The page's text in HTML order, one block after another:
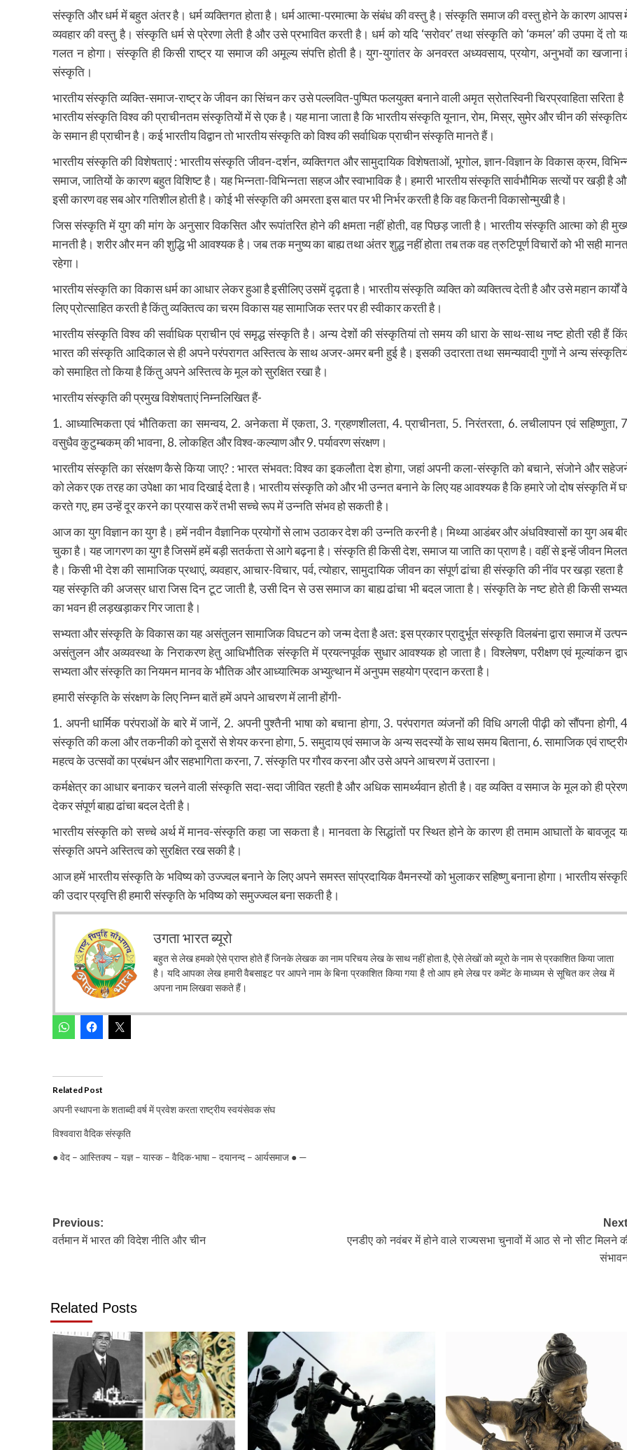
संस्कृति और धर्म में बहुत अंतर है। धर्म व्यक्तिगत होता है। धर्म आत्मा-परमात्मा के संबंध की वस्तु है। संस्कृति समाज की वस्तु होने के कारण आपस
व्यवहार की वस्तु है। संस्कृति धर्म से प्रेरणा लेती है और उसे प्रभावित करती है। धर्म को यदि ‘सरोवर’ तथा संस्कृति को ‘कमल’ की उपमा दें तो
गलत न होगा। संस्कृति ही किसी राष्ट्र या समाज की अमूल्य संपत्ति होती है। युग-युगांतर के अनवरत अध्यवसाय, प्रयोग, अनुभवों का खजाना
संस्कृति।
भारतीय संस्कृति व्यक्ति-समाज-राष्ट्र के जीवन का सिंचन कर उसे पल्लवित-पुष्पित फलयुक्त बनाने वाली अमृत स्रोतस्विनी चिरप्रवाहिता सरिता
भारतीय संस्कृति विश्व की प्राचीनतम संस्कृतियों में से एक है। यह माना जाता है कि भारतीय संस्कृति यूनान, रोम, मिस्र, सुमेर और चीन की
के समान ही प्राचीन है। कई भारतीय विद्वान तो भारतीय संस्कृति को विश्व की सर्वाधिक प्राचीन संस्कृति मानते हैं।
भारतीय संस्कृति की विशेषताएं : भारतीय संस्कृति जीवन-दर्शन, व्यक्तिगत और सामुदायिक विशेषताओं, भूगोल, ज्ञान-विज्ञान के विकास क्रम,
समाज, जातियों के कारण बहुत विशिष्ट है। यह भिन्नता-विभिन्नता सहज और स्वाभाविक है। हमारी भारतीय संस्कृति सार्वभौमिक सत्यों पर खड़ी है
इसी कारण वह सब ओर गतिशील होती है। कोई भी संस्कृति की अमरता इस बात पर भी निर्भर करती है कि वह कितनी विकासोन्मुखी है।
जिस संस्कृति में युग की मांग के अनुसार विकसित और रूपांतरित होने की क्षमता नहीं होती, वह पिछड़ जाती है। भारतीय संस्कृति आत्मा को ही
मानती है। शरीर और मन की शुद्धि भी आवश्यक है। जब तक मनुष्य का बाह्य तथा अंतर शुद्ध नहीं होता तब तक वह त्रुटिपूर्ण विचारों को भी सही
रहेगा।
भारतीय संस्कृति का विकास धर्म का आधार लेकर हुआ है इसीलिए उसमें दृढ़ता है। भारतीय संस्कृति व्यक्ति को व्यक्तित्व देती है और उसे महान कार्यों
लिए प्रोत्साहित करती है किंतु व्यक्तित्व का चरम विकास यह सामाजिक स्तर पर ही स्वीकार करती है।
भारतीय संस्कृति विश्व की सर्वाधिक प्राचीन एवं समृद्ध संस्कृति है। अन्य देशों की संस्कृतियां तो समय की धारा के साथ-साथ नष्ट होती रही हैं
भारत की संस्कृति आदिकाल से ही अपने परंपरागत अस्तित्व के साथ अजर-अमर बनी हुई है। इसकी उदारता तथा समन्यवादी गुणों ने अन्य
को समाहित तो किया है किंतु अपने अस्तित्व के मूल को सुरक्षित रखा है।
भारतीय संस्कृति की प्रमुख विशेषताएं निम्नलिखित हैं-
1. आध्यात्मिकता एवं भौतिकता का समन्वय, 2. अनेकता में एकता, 3. ग्रहणशीलता, 4. प्राचीनता, 5. निरंतरता, 6. लचीलापन एवं सहिष्णुता,
वसुधैव कुटुम्बकम् की भावना, 8. लोकहित और विश्व-कल्याण और 9. पर्यावरण संरक्षण।
भारतीय संस्कृति का संरक्षण कैसे किया जाए? : भारत संभवत: विश्व का इकलौता देश होगा, जहां अपनी कला-संस्कृति को बचाने, संजोने और
को लेकर एक तरह का उपेक्षा का भाव दिखाई देता है। भारतीय संस्कृति को और भी उन्नत बनाने के लिए यह आवश्यक है कि हमारे जो दोष संस्कृति में
करते गए, हम उन्हें दूर करने का प्रयास करें तभी सच्चे रूप में उन्नति संभव हो सकती है।
आज का युग विज्ञान का युग है। हमें नवीन वैज्ञानिक प्रयोगों से लाभ उठाकर देश की उन्नति करनी है। मिथ्या आडंबर और अंधविश्वासों का युग अब
चुका है। यह जागरण का युग है जिसमें हमें बड़ी सतर्कता से आगे बढ़ना है। संस्कृति ही किसी देश, समाज या जाति का प्राण है। वहीं से इन्हें जीवन
है। किसी भी देश की सामाजिक प्रथाएं, व्यवहार, आचार-विचार, पर्व, त्योहार, सामुदायिक जीवन का संपूर्ण ढांचा ही संस्कृति की नींव पर खड़ा रहता
यह संस्कृति की अजस्र धारा जिस दिन टूट जाती है, उसी दिन से उस समाज का बाह्य ढांचा भी बदल जाता है। संस्कृति के नष्ट होते ही किसी
का भवन ही लड़खड़ाकर गिर जाता है।
सभ्यता और संस्कृति के विकास का यह असंतुलन सामाजिक विघटन को जन्म देता है अत: इस प्रकार प्रादुर्भूत संस्कृति विलबंना द्वारा समाज में
असंतुलन और अव्यवस्था के निराकरण हेतु आधिभौतिक संस्कृति में प्रयत्नपूर्वक सुधार आवश्यक हो जाता है। विश्लेषण, परीक्षण एवं मूल्यांकन
सभ्यता और संस्कृति का नियमन मानव के भौतिक और आध्यात्मिक अभ्युत्थान में अनुपम सहयोग प्रदान करता है।
हमारी संस्कृति के संरक्षण के लिए निम्न बातें हमें अपने आचरण में लानी होंगी-
1. अपनी धार्मिक परंपराओं के बारे में जानें, 2. अपनी पुश्तैनी भाषा को बचाना होगा, 3. परंपरागत व्यंजनों की विधि अगली पीढ़ी को सौंपना होगी,
संस्कृति की कला और तकनीकी को दूसरों से शेयर करना होगा, 5. समुदाय एवं समाज के अन्य सदस्यों के साथ समय बिताना, 6. सामाजिक एवं
महत्व के उत्सवों का प्रबंधन और सहभागिता करना, 7. संस्कृति पर गौरव करना और उसे अपने आचरण में उतारना।
कर्मक्षेत्र का आधार बनाकर चलने वाली संस्कृति सदा-सदा जीवित रहती है और अधिक सामर्थ्यवान होती है। वह व्यक्ति व समाज के मूल को ही
देकर संपूर्ण बाह्य ढांचा बदल देती है।
भारतीय संस्कृति को सच्चे अर्थ में मानव-संस्कृति कहा जा सकता है। मानवता के सिद्धांतों पर स्थित होने के कारण ही तमाम आघातों के बावजूद
संस्कृति अपने अस्तित्व को सुरक्षित रख सकी है।
आज हमें भारतीय संस्कृति के भविष्य को उज्ज्वल बनाने के लिए अपने समस्त सांप्रदायिक वैमनस्यों को भुलाकर सहिष्णु बनाना होगा। भारतीय
की उदार प्रवृत्ति ही हमारी संस्कृति के भविष्य को समुज्ज्वल बना सकती है।
उगता भारत ब्यूरो
बहुत से लेख हमको ऐसे प्राप्त होते हैं जिनके लेखक का नाम परिचय लेख के साथ नहीं होता है, ऐसे लेखों को ब्यूरो के नाम से प्रकाशित किया जाता
है। यदि आपका लेख हमारी वैबसाइट पर आपने नाम के बिना प्रकाशित किया गया है तो आप हमे लेख पर कमेंट के माध्यम से सूचित कर लेख में
अपना नाम लिखवा सकते हैं।
Related Post
अपनी स्थापना के शताब्दी वर्ष में प्रवेश करता राष्ट्रीय स्वयंसेवक संघ
विश्ववारा वैदिक संस्कृति
● वेद – आस्तिक्य – यज्ञ – यास्क – वैदिक-भाषा – दयानन्द – आर्यसमाज ● —
Post
navigation
Previous:
वर्तमान में भारत की विदेश नीति और चीन
एनडीए को नवंबर में होने वाले राज्यसभा चुनावों में आठ से नो सीट मिलने
Related Posts